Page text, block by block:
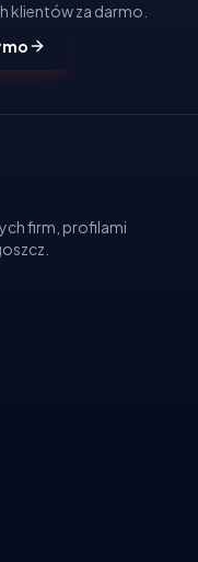
klientów za darmo.
firm, profilami